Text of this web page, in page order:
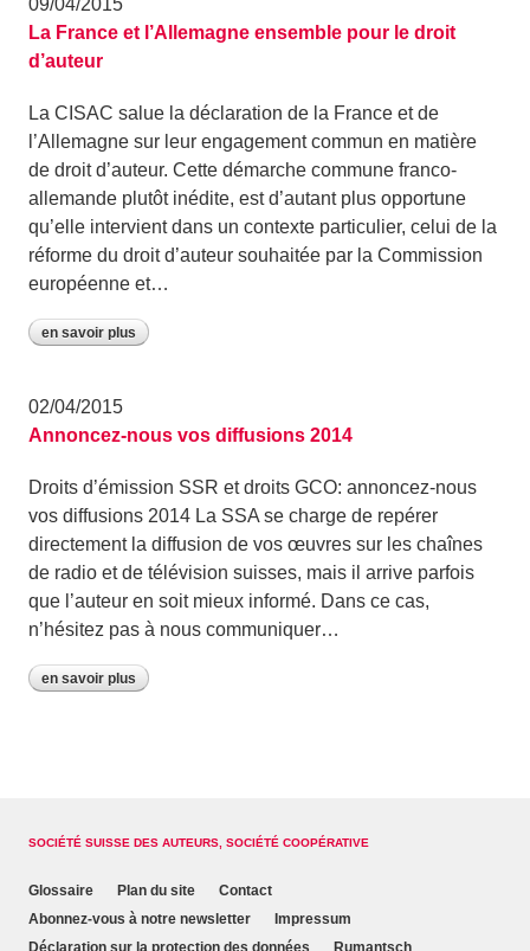
La France et l’Allemagne ensemble pour le droit
d’auteur
La CISAC salue la déclaration de la France et de
l’Allemagne sur leur engagement commun en matière
de droit d’auteur. Cette démarche commune franco-
allemande plutôt inédite, est d’autant plus opportune
qu’elle intervient dans un contexte particulier, celui de la
réforme du droit d’auteur souhaitée par la Commission
européenne et…
en savoir plus
02/04/2015
Annoncez-nous vos diffusions 2014
Droits d’émission SSR et droits GCO: annoncez-nous
vos diffusions 2014 La SSA se charge de repérer
directement la diffusion de vos œuvres sur les chaînes
de radio et de télévision suisses, mais il arrive parfois
que l’auteur en soit mieux informé. Dans ce cas,
n’hésitez pas à nous communiquer…
en savoir plus
SOCIÉTÉ SUISSE DES AUTEURS, SOCIÉTÉ COOPÉRATIVE
Glossaire Plan du site
Contact
Abonnez-vous à notre newsletter
Impressum
Déclaration sur la protection des données
Rumantsch